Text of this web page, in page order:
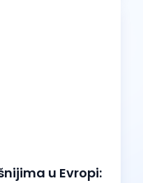
u Evropi: